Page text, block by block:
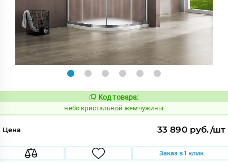
Код:
1123776
Код товара:
небо кристальной жемчужины
Цена 33 890 руб./шт
Заказ в 1 клик